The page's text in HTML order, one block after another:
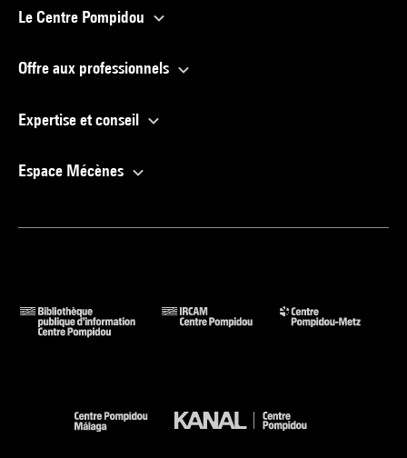
Le Centre Pompidou
Offre aux professionnels
Expertise et conseil
Espace Mécènes